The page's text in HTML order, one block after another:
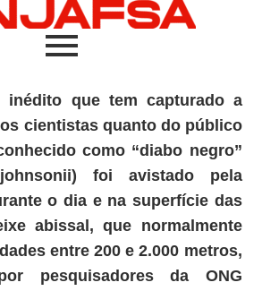
inédito que tem capturado a
cientistas quanto do público
como “diabo negro”
johnsonii) foi avistado pela
o dia e na superfície das
abissal, que normalmente
entre 200 e 2.000 metros,
pesquisadores da ONG